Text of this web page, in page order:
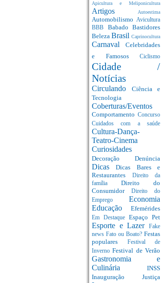
Apicultura e Meliponicultura
Artigos Autoestima
Automobilismo Avicultura
BBB Babado Bastidores
Beleza Brasil Caprinocultura
Carnaval Celebridades
e Famosos Ciclismo
Cidade /
Notícias
Circulando Ciência e
Tecnologia
Coberturas/Eventos
Comportamento Concurso
Cuidados com a saúde
Cultura-Dança-
Teatro-Cinema
Curiosidades
Decoração Denúncia
DicasDicas Bares e
Restaurantes
Direito da
família Direito do
Consumidor Direito do
Emprego Economia
Educação Efemérides
Em Destaque Espaço Pet
Esporte e Lazer
Fake
news Fato ou Boato? Festas
populares
Festival de
InvernoFestival de Verão
Gastronomia e
Culinária INSS
Inauguração Justiça